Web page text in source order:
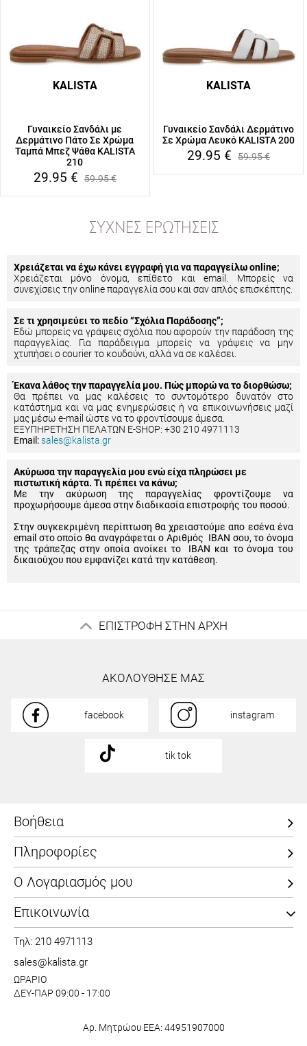
KALISTA
Γυναικείο Σανδάλι με
Δερμάτινο Πάτο Σε Χρώμα
Ταμπά Μπεζ Ψάθα KALISTA
210
29.95 € 59.95€
KALISTA
Γυναικείο Σανδάλι Δερμάτινο
Σε Χρώμα Λευκό KALISTA 200
29.95 € 59.95€
ΣΥΧΝΈΣ ΕΡΩΤΉΣΕΙΣ
Χρειάζεται να έχω κάνει εγγραφή για να παραγγείλω online;
Χρειάζεται μόνο όνομα, επίθετο και email. Μπορείς να
συνεχίσεις την online παραγγελία σου και σαν απλός επισκέπτης.
Σε τι χρησιμεύει το πεδίο “Σχόλια Παράδοσης”;
Εδώ μπορείς να γράψεις σχόλια που αφορούν την παράδοση της
παραγγελίας. Για παράδειγμα μπορείς να γράψεις να μην
χτυπήσει ο courier το κουδούνι, αλλά να σε καλέσει.
Έκανα λάθος την παραγγελία μου. Πώς μπορώ να το διορθώσω;
Θα πρέπει να μας καλέσεις το συντομότερο δυνατόν στο
κατάστημα και να μας ενημερώσεις ή να επικοινωνήσεις μαζί
μας μέσω e-mail ώστε να το φροντίσουμε άμεσα.
ΕΞΥΠΗΡΕΤΗΣΗ ΠΕΛΑΤΩΝ E-SHOP: +30 210 4971113
Email:sales@kalista.gr
Ακύρωσα την παραγγελία μου ενώ είχα πληρώσει με
πιστωτική κάρτα. Τι πρέπει να κάνω;
Με την ακύρωση της παραγγελίας φροντίζουμε να
προχωρήσουμε άμεσα στην διαδικασία επιστροφής του ποσού.
Στην συγκεκριμένη περίπτωση θα χρειαστούμε απο εσένα ένα
email στο οποίο θα αναγράφεται ο Αριθμός IBAN σου, το όνομα
της τράπεζας στην οποία ανοίκει το IBAN και το όνομα του
δικαιούχου που εμφανίζει κατά την κατάθεση.
ΕΠΙΣΤΡΟΦΗ ΣΤΗΝ ΑΡΧΗ
ΑΚΟΛΟΥΘΗΣΕ ΜΑΣ
facebook instagram
tik tok
Βοήθεια
Πληροφορίες
Ο Λογαριασμός μου
Επικοινωνία
Τηλ: 210 4971113
sales@kalista.gr
ΩΡΑΡΙΟ
ΔΕΥ-ΠΑΡ 09:00 - 17:00
Αρ. Μητρώου ΕΕΑ: 44951907000